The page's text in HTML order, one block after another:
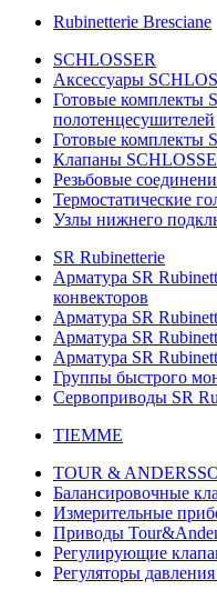
Rubinetterie Bresciane
SCHLOSSER
Аксессуары
Готовые комплекты
полотенцесушителей
Готовые комплекты
Клапаны
Резьбовые
Термостатические
Узлы нижнего
SR Rubinetterie
Арматура SR
конвекторов
Арматура SR
Арматура SR
Арматура SR
Группы быстрого
Сервоприводы SR
TIEMME
TOUR &
Балансировочные
Измерительные
Приводы
Регулирующие
Регуляторы